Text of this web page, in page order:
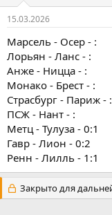
15.03.2026
Марсель - Осер - :
Лорьян - Ланс - :
Анже - Ницца - :
Монако - Брест - :
Страсбург - Париж - :
ПСЖ - Нант - :
Метц - Тулуза - 0:1
Гавр - Лион - 0:2
Ренн - Лилль - 1:1
Закрыто для